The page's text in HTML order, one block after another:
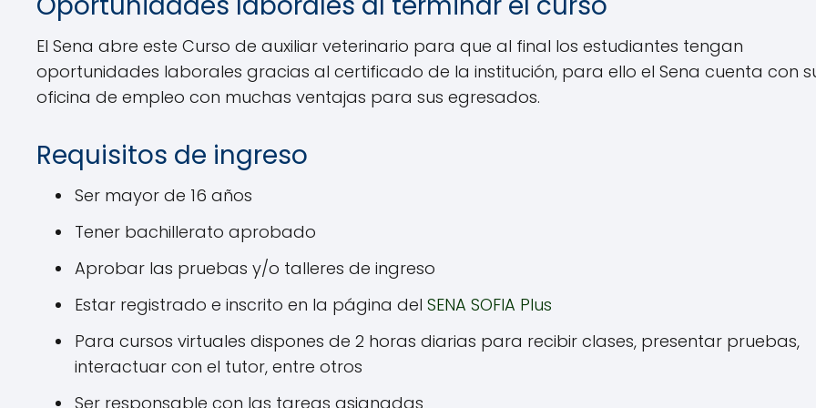
El Sena abre este Curso de auxiliar veterinario para que al final los estudiantes tengan
oportunidades laborales gracias al certificado de la institución, para ello el Sena cuenta con
oficina de empleo con muchas ventajas para sus egresados.
Requisitos de ingreso
Ser mayor de 16 años
Tener bachillerato aprobado
Aprobar las pruebas y/o talleres de ingreso
Estar registrado e inscrito en la página del SENA SOFIA Plus
Para cursos virtuales dispones de 2 horas diarias para recibir clases, presentar pruebas,
interactuar con el tutor, entre otros
Ser responsable con las tareas asignadas